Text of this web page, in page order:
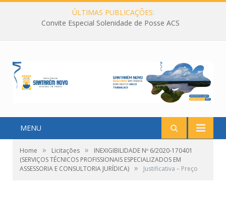
ÚLTIMAS PUBLICAÇÕES:
Convite Especial Solenidade de Posse ACS
MENU
Home » Licitações »
INEXIGIBILIDADE Nº 6/2020-170401
(SERVIÇOS TÉCNICOS PROFISSIONAIS ESPECIALIZADOS EM
ASSESSORIA E CONSULTORIA JURÍDICA) » Justificativa – Preço